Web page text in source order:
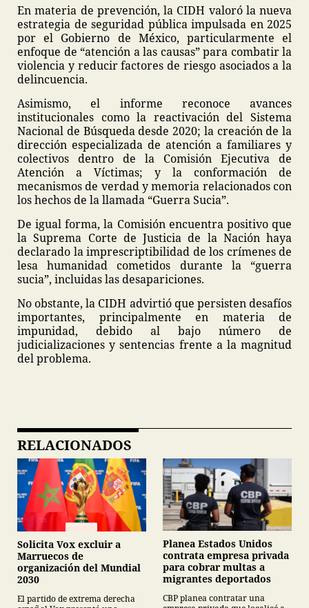
En materia de prevención, la CIDH valoró la nueva
estrategia de seguridad pública impulsada en 2025
por el Gobierno de México, particularmente el
enfoque de “atención a las causas” para combatir la
violencia y reducir factores de riesgo asociados a la
delincuencia.
Asimismo, el informe reconoce avances
institucionales como la reactivación del Sistema
Nacional de Búsqueda desde 2020; la creación de la
dirección especializada de atención a familiares y
colectivos dentro de la Comisión Ejecutiva de
Atención a Víctimas; y la conformación de
mecanismos de verdad y memoria relacionados con
los hechos de la llamada “Guerra Sucia”.
De igual forma, la Comisión encuentra positivo que
la Suprema Corte de Justicia de la Nación haya
declarado la imprescriptibilidad de los crímenes de
lesa humanidad cometidos durante la “guerra
sucia”, incluidas las desapariciones.
No obstante, la CIDH advirtió que persisten desafíos
importantes, principalmente en materia de
impunidad, debido al bajo número de
judicializaciones y sentencias frente a la magnitud
del problema.
RELACIONADOS
Solicita Vox excluir a
Marruecos de
organización del Mundial
2030
El partido de extrema derecha
Planea Estados Unidos
contrata empresa privada
para cobrar multas a
migrantes deportados
CBP planea contratar una